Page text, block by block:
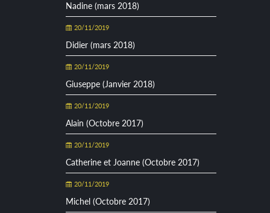
Nadine (mars 2018)
20/11/2019
Didier (mars 2018)
20/11/2019
Giuseppe (Janvier 2018)
20/11/2019
Alain (Octobre 2017)
20/11/2019
Catherine et Joanne (Octobre 2017)
20/11/2019
Michel (Octobre 2017)